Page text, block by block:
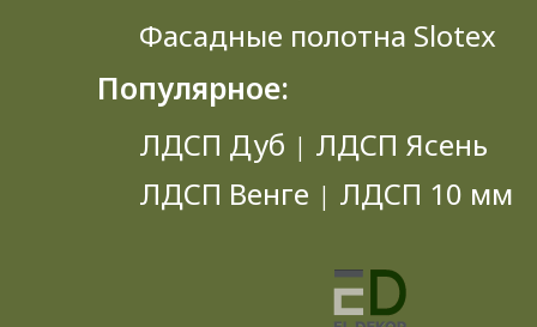
Фасадные полотна Slotex
Популярное:
ЛДСП Дуб | ЛДСП Ясень
ЛДСП Венге | ЛДСП 10 мм